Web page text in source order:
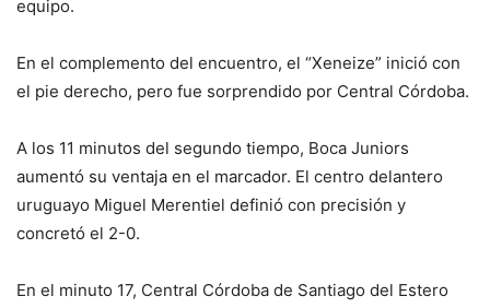
equipo.
En el complemento del encuentro, el “Xeneize” inició con
el pie derecho, pero fue sorprendido por Central Córdoba.
A los 11 minutos del segundo tiempo, Boca Juniors
aumentó su ventaja en el marcador. El centro delantero
uruguayo Miguel Merentiel definió con precisión y
concretó el 2-0.
En el minuto 17, Central Córdoba de Santiago del Estero